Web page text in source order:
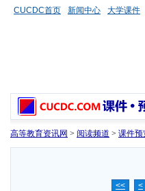
CUCDC首页 新闻中心 大学课件
高等教育资讯网 > 阅读频道 > 课件预
<< <